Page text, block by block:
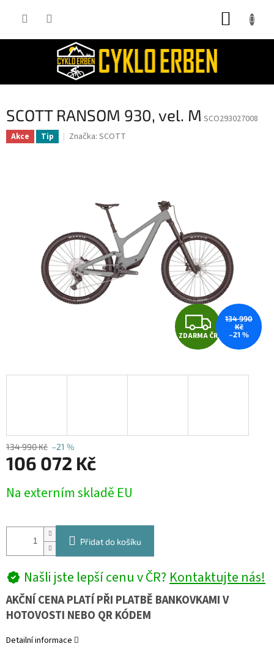
SCOTT RANSOM 930, vel. M SCO293027008
Akce Tip Značka: SCOTT
Z
D
A
ZDARMA ČR
134 990
Kč
–21 %
134 990 Kč –21 %
106 072 Kč
cena:
Na externím skladě EU
Přidat do košíku
Našli jste lepší cenu v ČR?Kontaktujte nás!
AKČNÍ CENA PLATÍ PŘI PLATBĚ BANKOVKAMI V
HOTOVOSTI NEBO QR KÓDEM
Detailní informace